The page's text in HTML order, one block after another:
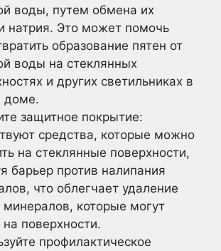
воды, путем обмена их
натрия. Это может помочь
образование пятен от
воды на стеклянных
и других светильниках в
доме.
защитное покрытие:
средства, которые можно
на стеклянные поверхности,
барьер против налипания
что облегчает удаление
которые могут
на поверхности.
профилактическое